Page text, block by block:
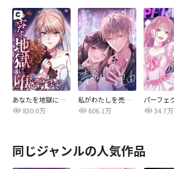
あなたを地獄に堕とすまで
830.0万
私がわたしを売る理由
606.1万
34.7万
同じジャンルの人気作品